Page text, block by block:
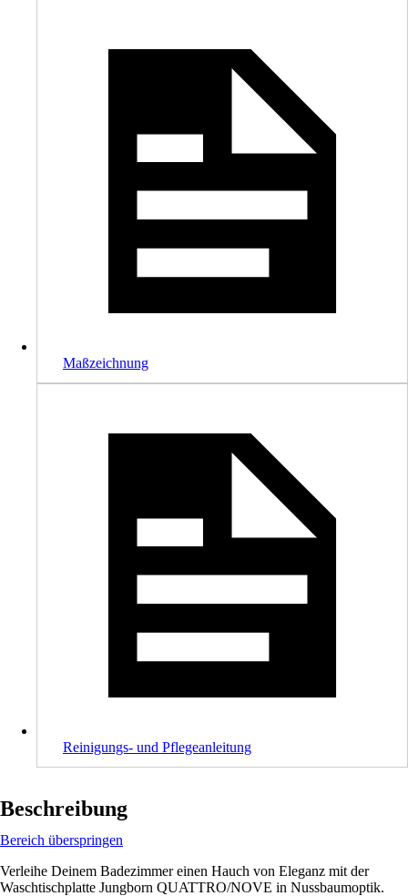
Maßzeichnung
Reinigungs- und Pflegeanleitung
Beschreibung
Bereich überspringen
Verleihe Deinem Badezimmer einen Hauch von Eleganz mit der
Waschtischplatte Jungborn QUATTRO/NOVE in Nussbaumoptik.